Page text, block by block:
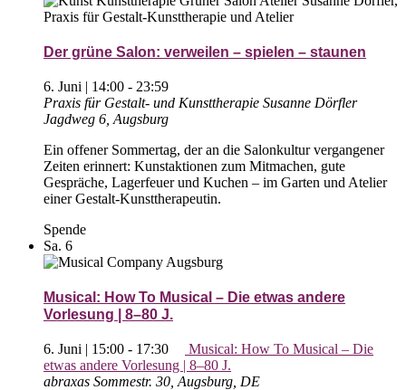
Der grüne Salon: verweilen – spielen – staunen
6. Juni | 14:00 - 23:59
Praxis für Gestalt- und Kunsttherapie Susanne Dörfler
Jagdweg 6, Augsburg
Ein offener Sommertag, der an die Salonkultur vergangener
Zeiten erinnert: Kunstaktionen zum Mitmachen, gute
Gespräche, Lagerfeuer und Kuchen – im Garten und Atelier
einer Gestalt-Kunsttherapeutin.
Spende
Sa. 6
Musical: How To Musical – Die etwas andere
Vorlesung | 8–80 J.
6. Juni | 15:00 - 17:30
Musical: How To Musical – Die
etwas andere Vorlesung | 8–80 J.
abraxas Sommestr. 30, Augsburg, DE